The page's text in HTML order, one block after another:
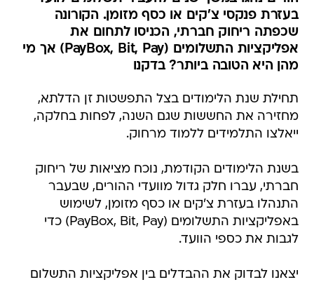
בעזרת פנקסי צ'קים או כסף מזומן. הקורונה
שכפתה ריחוק חברתי, הכניסו לתחום את
אפליקציות התשלומים (PayBox, Bit, Pay) אך מי
מהן היא הטובה ביותר? בדקנו
תחילת שנת הלימודים בצל התפשטות זן הדלתא,
מחזירה את החששות שגם השנה, לפחות בחלקה,
ייאלצו התלמידים ללמוד מרחוק.
בשנת הלימודים הקודמת, נוכח מציאות של ריחוק
חברתי, עברו חלק גדול מוועדי ההורים, שבעבר
התנהלו בעזרת צ'קים או כסף מזומן, לשימוש
באפליקציות התשלומים (PayBox, Bit, Pay) כדי
לגבות את כספי הוועד.
יצאנו לבדוק את ההבדלים בין אפליקציות התשלום